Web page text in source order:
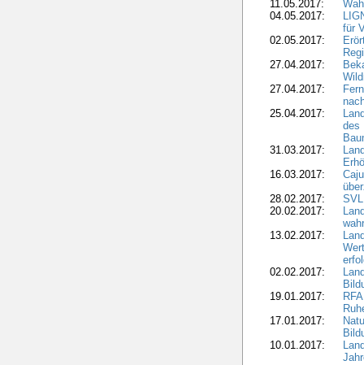
11.05.2017:
04.05.2017:
für
02.05.2017:
27.04.2017:
27.04.2017:
25.04.2017:
des
31.03.2017:
16.03.2017:
28.02.2017:
20.02.2017:
13.02.2017:
02.02.2017:
19.01.2017:
17.01.2017:
10.01.2017: